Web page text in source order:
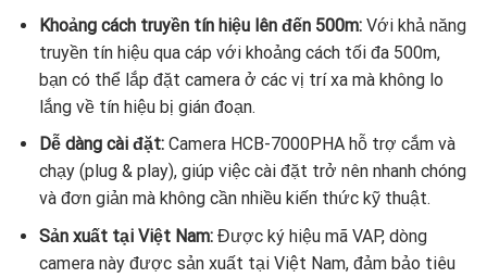
Khoảng cách truyền tín hiệu lên đến 500m:Với khả năng
truyền tín hiệu qua cáp với khoảng cách tối đa 500m,
bạn có thể lắp đặt camera ở các vị trí xa mà không lo
lắng về tín hiệu bị gián đoạn.
Dễ dàng cài đặt:Camera HCB-7000PHA hỗ trợ cắm và
chạy (plug & play), giúp việc cài đặt trở nên nhanh chóng
và đơn giản mà không cần nhiều kiến thức kỹ thuật.
Sản xuất tại Việt Nam:Được ký hiệu mã VAP, dòng
camera này được sản xuất tại Việt Nam, đảm bảo tiêu